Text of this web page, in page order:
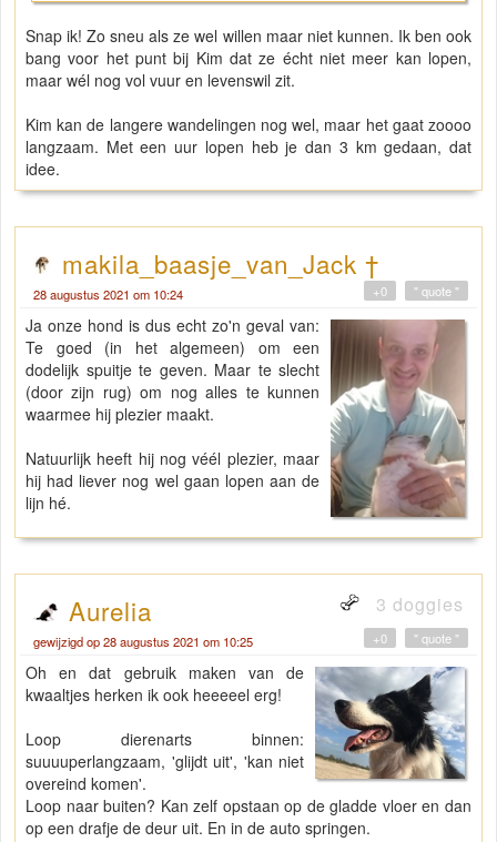
Snap ik! Zo sneu als ze wel willen maar niet kunnen. Ik ben ook
bang voor het punt bij Kim dat ze écht niet meer kan lopen,
maar wél nog vol vuur en levenswil zit.
Kim kan de langere wandelingen nog wel, maar het gaat zoooo
langzaam. Met een uur lopen heb je dan 3 km gedaan, dat
idee.
makila_baasje_van_Jack †
28 augustus 2021 om 10:24 " quote "
+0
Ja onze hond is dus echt zo'n geval van:
Te goed (in het algemeen) om een
dodelijk spuitje te geven. Maar te slecht
(door zijn rug) om nog alles te kunnen
waarmee hij plezier maakt.
Natuurlijk heeft hij nog véél plezier, maar
hij had liever nog wel gaan lopen aan de
lijn hé.
Aurelia 3 doggies
gewijzigd op 28 augustus 2021 om 10:25 " quote "
+0
Oh en dat gebruik maken van de
kwaaltjes herken ik ook heeeeel erg!
Loop dierenarts binnen:
suuuuperlangzaam, 'glijdt uit', 'kan niet
overeind komen'.
Loop naar buiten? Kan zelf opstaan op de gladde vloer en dan
op een drafje de deur uit. En in de auto springen.